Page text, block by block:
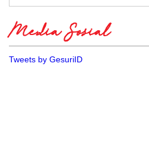
Media Sosial
Tweets by GesuriID